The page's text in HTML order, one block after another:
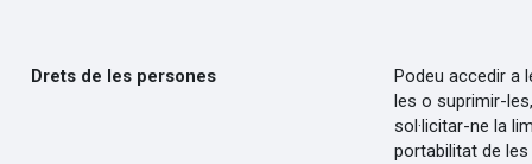
Drets de les persones
Podeu accedir a
les o suprimir-
sol·licitar-ne la
portabilitat de